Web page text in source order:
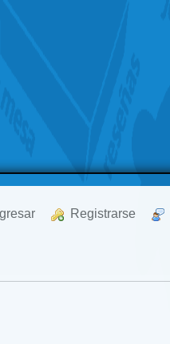
Registrarse